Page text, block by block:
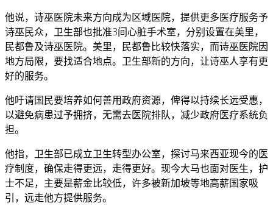
他说，诗巫医院未来方向成为区域医院，提供更多医疗服务予
诗巫民众，卫生部也批准3间心脏手术室，分别设置在美里，
民都鲁及诗巫医院。美里，民都鲁比较快落实，而诗巫医院因
地方局限，要找适合地点。卫生部新的方向，让诗巫人享有更
好的服务。
他吁请国民要培养如何善用政府资源，俾得以持续长远受惠，
以避免病患过予拥挤，无需去医院排队，减少政府医疗系统负
担。
他指，卫生部已成立卫生转型办公室，探讨马来西亚现今的医
疗制度，确保走得更远，走得更好。现今大马也面对医生，护
士不足，主要是薪金比较低，许多被新加坡等地高薪国家吸
引，远走他方提供服务。